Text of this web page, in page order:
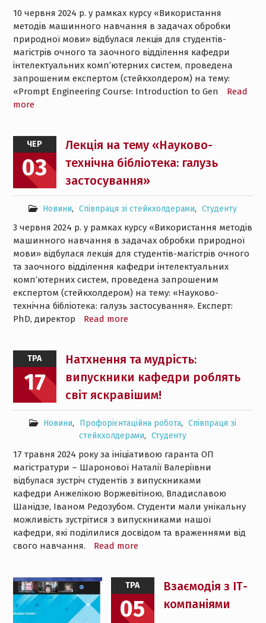
10 червня 2024 р. у рамках курсу «Використання
методів машинного навчання в задачах обробки
природної мови» відбулася лекція для студентів-
магістрів очного та заочного відділення кафедри
інтелектуальних комп’ютерних систем, проведена
запрошеним експертом (стейкхолдером) на тему:
«Prompt Engineering Course: Introduction to Gen
Read
more
ЧЕР
03
Лекція на тему «Науково-
технічна бібліотека: галузь
застосування»
Новини, Співпраця зі стейкхолдерами, Студенту
3 червня 2024 р. у рамках курсу «Використання методів
машинного навчання в задачах обробки природної
мови» відбулася лекція для студентів-магістрів очного
та заочного відділення кафедри інтелектуальних
комп’ютерних систем, проведена запрошеним
експертом (стейкхолдером) на тему: «Науково-
технічна бібліотека: галузь застосування». Експерт:
PhD, директор
Read more
ТРА
17
Натхнення та мудрість:
випускники кафедри роблять
світ яскравішим!
Новини, Профорієнтаційна робота,
Співпраця зі
стейкхолдерами, Студенту
17 травня 2024 року за ініціативою гаранта ОП
магістратури – Шаронової Наталії Валеріївни
відбулася зустріч студентів з випускниками
кафедри Анжелікою Воржевітіною, Владиславою
Шанідзе, Іваном Редозубом. Студенти мали унікальну
можливість зустрітися з випускниками нашої
кафедри, які поділилися досвідом та враженнями від
свого навчання.
Read more
ТРА
05
Взаємодія з ІТ-
компаніями